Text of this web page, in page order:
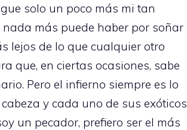
solo un poco más mi tan
más puede haber por soñar
lejos de lo que cualquier otro
que, en ciertas ocasiones, sabe
Pero el infierno siempre es lo
y cada uno de sus exóticos
un pecador, prefiero ser el más